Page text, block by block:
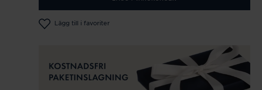
Lägg till i favoriter